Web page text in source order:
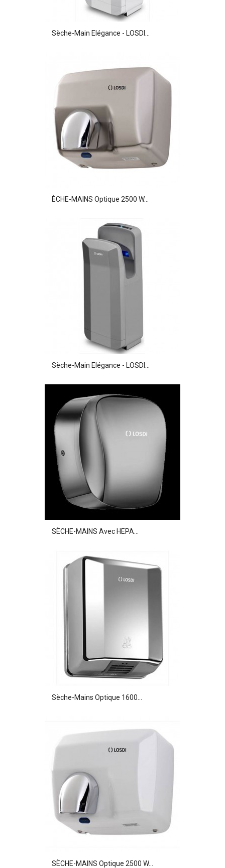
Sèche-Main Elégance - LOSDI...
ÈCHE-MAINS Optique 2500 W...
Sèche-Main Elégance - LOSDI...
SÈCHE-MAINS Avec HEPA...
Sèche-Mains Optique 1600...
SÈCHE-MAINS Optique 2500 W...